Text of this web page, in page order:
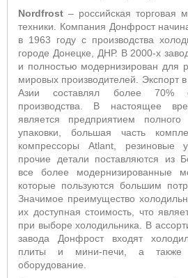
Nordfrost – российская торговая
техники. Компания Донфрост
в 1963 году с производства
городе Донецке, ДНР. В 2000-х
и полностью модернизирован для
мировых производителей. Экспорт
Азии составлял более 70%
производства. В настоящее
является предприятием
упаковки, большая часть
компрессоры Atlant, резиновые
прочие детали поставляются из
все более модернизированные
которые пользуются большим
Значимое преимущество
их доступная стоимость, что
при выборе холодильника. В
завода Донфрост входят
плиты и мини-печи, а также
оборудование.